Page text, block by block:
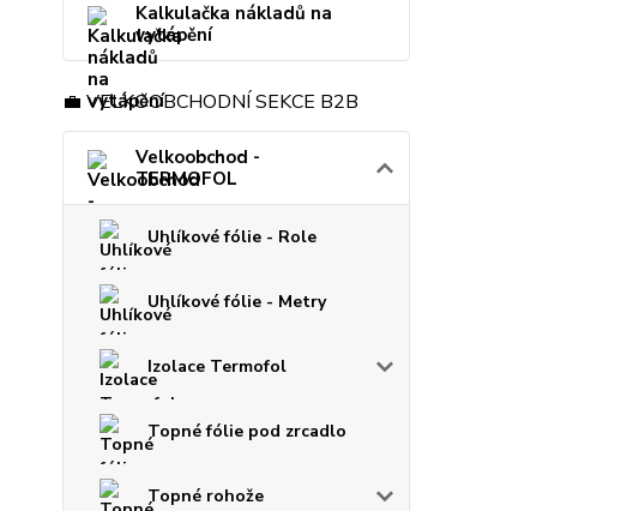
Kalkulačka nákladů na
vytápění
💼 VELKOOBCHODNÍ SEKCE B2B
Velkoobchod -
TERMOFOL
Uhlíkové fólie - Role
Uhlíkové fólie - Metry
Izolace Termofol
Topné fólie pod zrcadlo
Topné rohože